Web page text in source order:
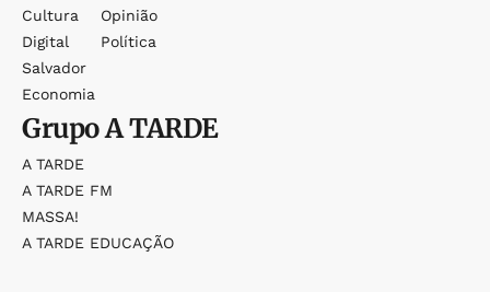
Cultura
Digital
Salvador
Economia
Opinião
Política
GrupoA TARDE
A TARDE
A TARDE FM
MASSA!
A TARDE EDUCAÇÃO